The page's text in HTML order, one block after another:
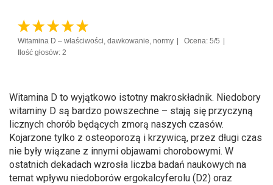
Witamina D – właściwości, dawkowanie, normy
Ocena: 5/5
Ilość głosów: 2
Witamina D to wyjątkowo istotny makroskładnik. Niedobory
witaminy D są bardzo powszechne – stają się przyczyną
licznych chorób będących zmorą naszych czasów.
Kojarzone tylko z osteoporozą i krzywicą, przez długi czas
nie były wiązane z innymi objawami chorobowymi. W
ostatnich dekadach wzrosła liczba badań naukowych na
temat wpływu niedoborów ergokalcyferolu (D2) oraz